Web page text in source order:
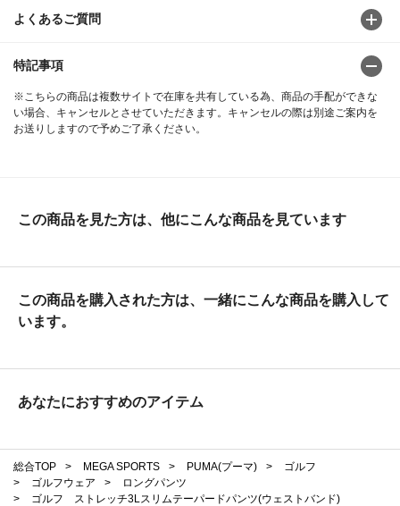
よくあるご質問
特記事項
※こちらの商品は複数サイトで在庫を共有している為、商品の手配ができな
い場合、キャンセルとさせていただきます。キャンセルの際は別途ご案内を
お送りしますので予めご了承ください。
この商品を見た方は、他にこんな商品を見ています
この商品を購入された方は、一緒にこんな商品を購入して
います。
あなたにおすすめのアイテム
総合TOP > MEGA SPORTS > PUMA(プーマ) >
ゴルフ
>
ゴルフウェア >
ロングパンツ
>
ゴルフ ストレッチ3Lスリムテーパードパンツ(ウェストバンド)